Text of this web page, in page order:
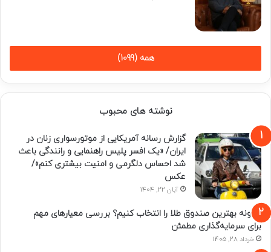
همه (1099)
نوشته های محبوب
گزارش رسانه آمریکایی از موتورسواری زنان در
ایران/ «یک افسر پلیس راهنمایی و رانندگی باعث
شد احساس دلگرمی و امنیت بیشتری کنم»/
عکس
آبان 22, 1404
چگونه بهترین صندوق طلا را انتخاب کنیم؟ بررسی معیارهای مهم
برای سرمایه‌گذاری مطمئن
خرداد 28, 1405